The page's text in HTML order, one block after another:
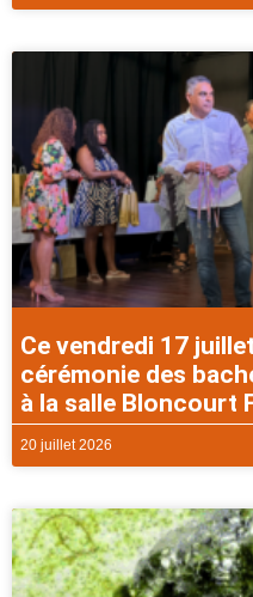
Ce vendredi 17
cérémonie des
à la salle Bloncourt
20 juillet 2026